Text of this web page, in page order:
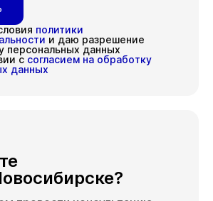
политики
и даю разрешение
персональных данных
с согласием на обработку
данных